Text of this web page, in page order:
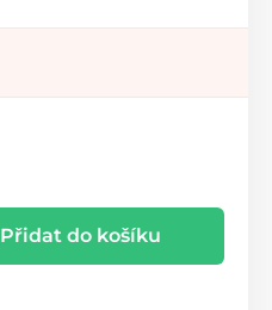
Přidat do košíku